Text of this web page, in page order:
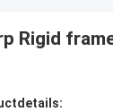
Rigid